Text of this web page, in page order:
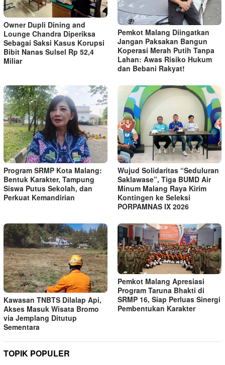
Owner Dupli Dining and
Lounge Chandra Diperiksa
Sebagai Saksi Kasus Korupsi
Bibit Nanas Sulsel Rp 52,4
Miliar
Pemkot Malang Diingatkan
Jangan Paksakan Bangun
Koperasi Merah Putih Tanpa
Lahan: Awas Risiko Hukum
dan Bebani Rakyat!
Program SRMP Kota Malang:
Bentuk Karakter, Tampung
Siswa Putus Sekolah, dan
Perkuat Kemandirian
Wujud Solidaritas “Seduluran
Saklawase”, Tiga BUMD Air
Minum Malang Raya Kirim
Kontingen ke Seleksi
PORPAMNAS IX 2026
Kawasan TNBTS Dilalap Api,
Akses Masuk Wisata Bromo
via Jemplang Ditutup
Sementara
Pemkot Malang Apresiasi
Program Taruna Bhakti di
SRMP 16, Siap Perluas Sinergi
Pembentukan Karakter
TOPIK POPULER